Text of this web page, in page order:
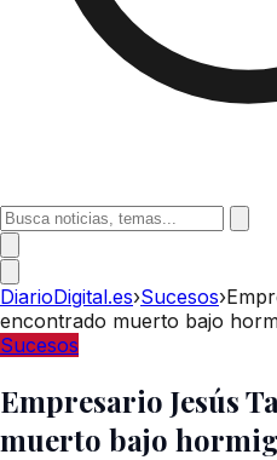
DiarioDigital.es›Sucesos›
encontrado muerto bajo
Sucesos
Empresario Jesús
muerto bajo